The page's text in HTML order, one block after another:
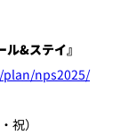
&ステイ』
nps2025/
祝）